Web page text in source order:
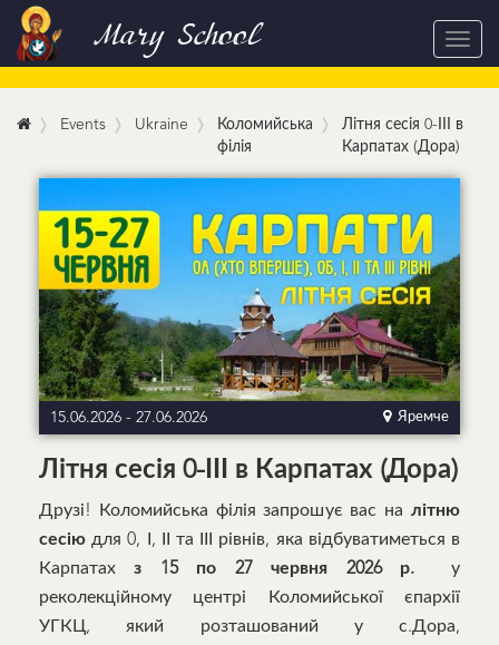
Mary School
Events Ukraine
Коломийська
філія
Літня сесія 0-ІІІ в
Карпатах (Дора)
15.06.2026 - 27.06.2026 Яремче
Літня сесія 0-ІІІ в Карпатах (Дора)
Друзі! Коломийська філія запрошує вас на літню
сесію для 0, І, ІІ та ІІІ рівнів, яка відбуватиметься в
Карпатахз 15 по 27 червня 2026 р. у
реколекційному центрі Коломийської єпархії
УГКЦ, який розташований у с.Дора,